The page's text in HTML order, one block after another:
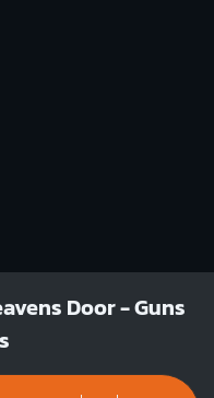
Door - Guns